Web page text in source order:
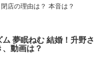
店の理由は？ 本音は？
ム 夢眠ねむ 結婚！升野さ
、動画は？